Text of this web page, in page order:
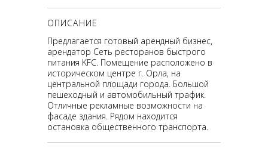
ОПИСАНИЕ
Предлагается готовый арендный бизнес,
арендатор Сеть ресторанов быстрого
питания KFC. Помещение расположено в
историческом центре г. Орла, на
центральной площади города. Большой
пешеходный и автомобильный трафик.
Отличные рекламные возможности на
фасаде здания. Рядом находится
остановка общественного транспорта.